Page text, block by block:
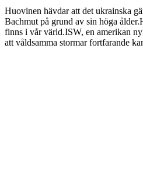
Huovinen hävdar att det ukrainska
Bachmut på grund av sin höga
finns i vår värld.ISW, en amerikan
att våldsamma stormar fortfarande